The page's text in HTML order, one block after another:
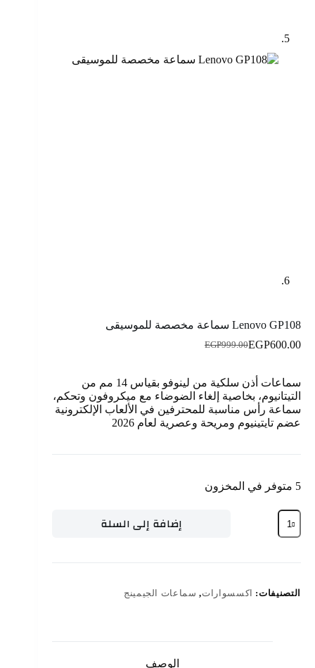
Lenovo GP108 سماعة مخصصة للموسيقى
EGP999.00EGP600.00
سماعات أذن سلكية من لينوفو بقياس 14 مم من
التيتانيوم، بخاصية إلغاء الضوضاء مع ميكروفون وتحكم،
سماعة رأس مناسبة للمحترفين في الألعاب الإلكترونية
عضم تايتينيوم ومريحة وعصرية لعام 2026
5 متوفر في المخزون
إضافة إلى السلة
التصنيفات: اكسسوارات, سماعات الجيمينج
الوصف